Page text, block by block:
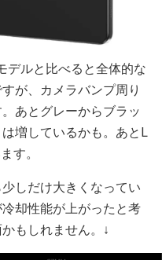
デルと比べると全体的な
が、カメラバンプ周り
あとグレーからブラッ
増しているかも。あとL
す。
しだけ大きくなってい
却性能が上がったと考
もしれません。↓